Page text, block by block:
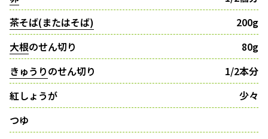
茶そば(またはそば)
200g
大根のせん切り
80g
きゅうりのせん切り
1/2本分
紅しょうが
少々
つゆ